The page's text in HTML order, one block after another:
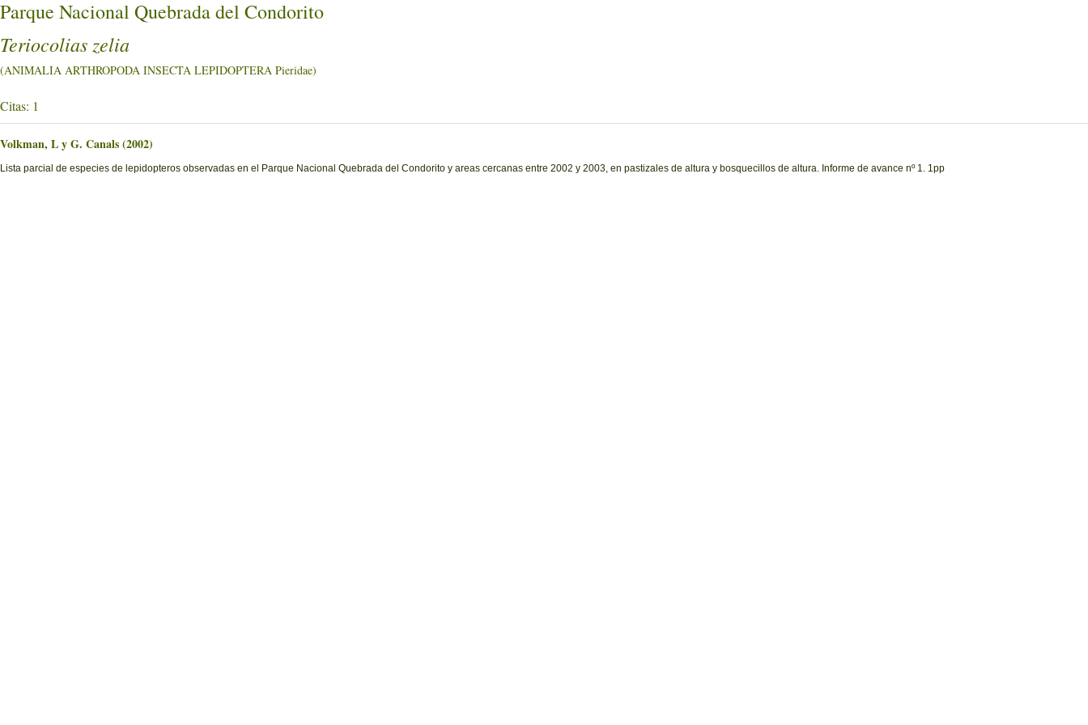
Parque Nacional Quebrada del Condorito
Teriocolias zelia
(ANIMALIA ARTHROPODA INSECTA LEPIDOPTERA Pieridae)
Citas: 1
Volkman, L y G. Canals (2002)
Lista parcial de especies de lepidopteros observadas en el Parque Nacional Quebrada del Condorito y areas cercanas entre 2002 y 2003, en pastizales de altura y bosquecillos de altura. Informe de avance nº 1. 1pp